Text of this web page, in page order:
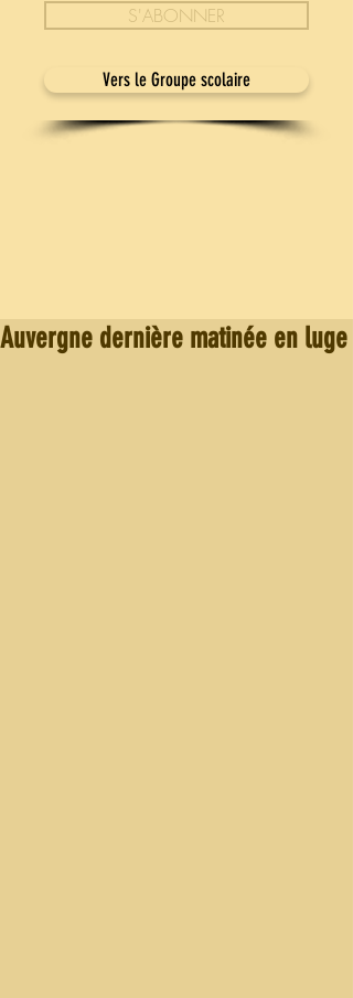
S'ABONNER
Vers le Groupe scolaire
Auvergne dernière matinée en luge